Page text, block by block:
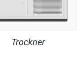
Trockner